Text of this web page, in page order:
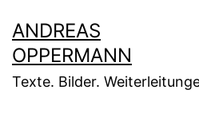
Inhalt
springen
ANDREAS
OPPERMANN
Texte. Bilder.